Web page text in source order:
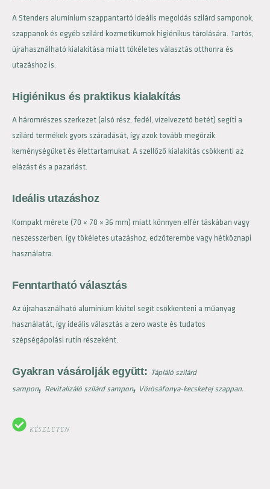
A Stenders alumínium szappantartó ideális megoldás szilárd samponok,
szappanok és egyéb szilárd kozmetikumok higiénikus tárolására. Tartós,
újrahasználható kialakítása miatt tökéletes választás otthonra és
utazáshoz is.
Higiénikus és praktikus kialakítás
A háromrészes szerkezet (alsó rész, fedél, vízelvezető betét) segíti a
szilárd termékek gyors száradását, így azok tovább megőrzik
keménységüket és élettartamukat. A szellőző kialakítás csökkenti az
elázást és a pazarlást.
Ideális utazáshoz
Kompakt mérete (70 × 70 × 36 mm) miatt könnyen elfér táskában vagy
neszesszerben, így tökéletes utazáshoz, edzőterembe vagy hétköznapi
használatra.
Fenntartható választás
Az újrahasználható alumínium kivitel segít csökkenteni a műanyag
használatát, így ideális választás a zero waste és tudatos
szépségápolási rutin részeként.
Gyakran vásárolják együtt: Tápláló szilárd
sampon, Revitalizáló szilárd sampon, Vörösáfonya-kecsketej szappan.
KÉSZLETEN